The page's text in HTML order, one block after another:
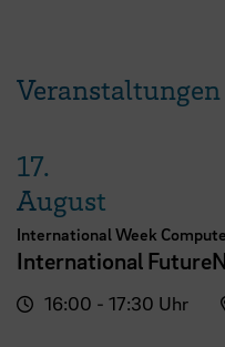
Veranstaltungen
17.
August
International Week
International
16:00 - 17:30 Uhr